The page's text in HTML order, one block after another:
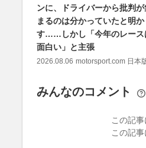
ンに、ドライバーから批判が
まるのは分かっていたと明か
す……しかし「今年のレース
面白い」と主張
2026.08.06 motorsport.com 日本
みんなのコメント
この記
この記